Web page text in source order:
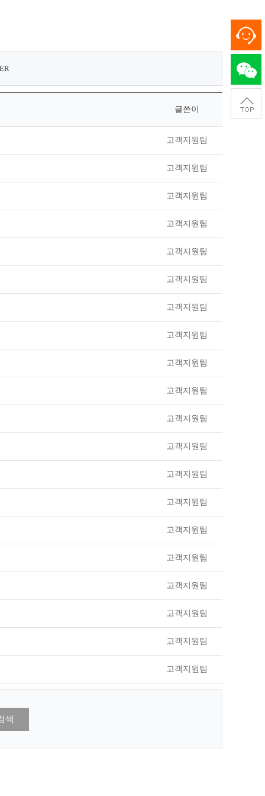
글쓴이
고객지원팀
고객지원팀
고객지원팀
고객지원팀
고객지원팀
고객지원팀
고객지원팀
고객지원팀
고객지원팀
고객지원팀
고객지원팀
고객지원팀
고객지원팀
고객지원팀
고객지원팀
고객지원팀
고객지원팀
고객지원팀
고객지원팀
고객지원팀
색